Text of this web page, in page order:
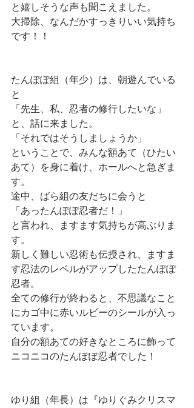
と嬉しそうな声も聞こえました。
大掃除、なんだかすっきりいい気持ち
です！！
たんぽぽ組（年少）は、朝遊んでいる
と
「先生、私、忍者の修行したいな」
と、話に来ました。
「それではそうしましょうか」
ということで、みんな額あて（ひたい
あて）を身に着け、ホールへと急ぎま
す。
途中、ばら組の友だちに会うと
「あったんぽぽ忍者だ！」
と言われ、ますます気持ちが高ぶりま
す。
新しく難しい忍術も伝授され、ますま
す忍法のレベルがアップしたたんぽぽ
忍者。
全ての修行が終わると、不思議なこと
にカゴ中に赤いルビーのシールが入っ
ています。
自分の額あての好きなところに飾って
ニコニコのたんぽぽ忍者でした！
ゆり組（年長）は『ゆりぐみクリスマ